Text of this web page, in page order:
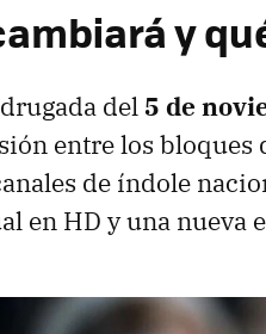
y
del 5 de
entre los
de índole
en HD y una nueva